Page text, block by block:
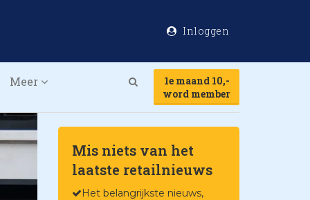
Inloggen
Meer
1e maand 10,-
word member
Mis niets van het
laatste retailnieuws
Het belangrijkste nieuws,